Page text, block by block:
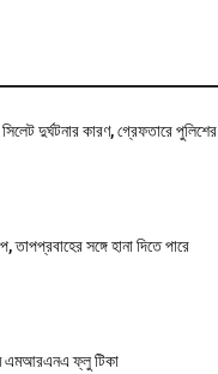
দুর্ঘটনার কারণ, গ্রেফতারে পুলিশের
সঙ্গে হানা দিতে পারে
এমআরএনএ ফ্লু টিকা